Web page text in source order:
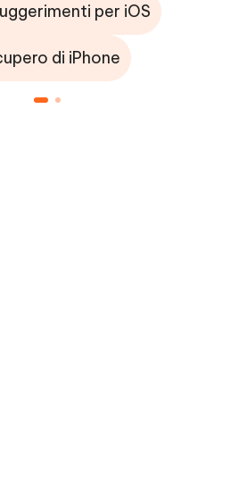
per iOS
di iPhone